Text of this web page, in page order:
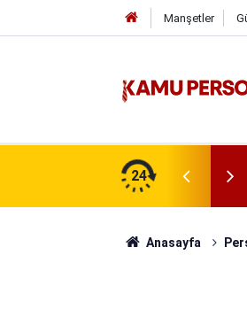
Manşetler
24
Gündemde! Bakan Çiftçi Süreci
Anasayfa